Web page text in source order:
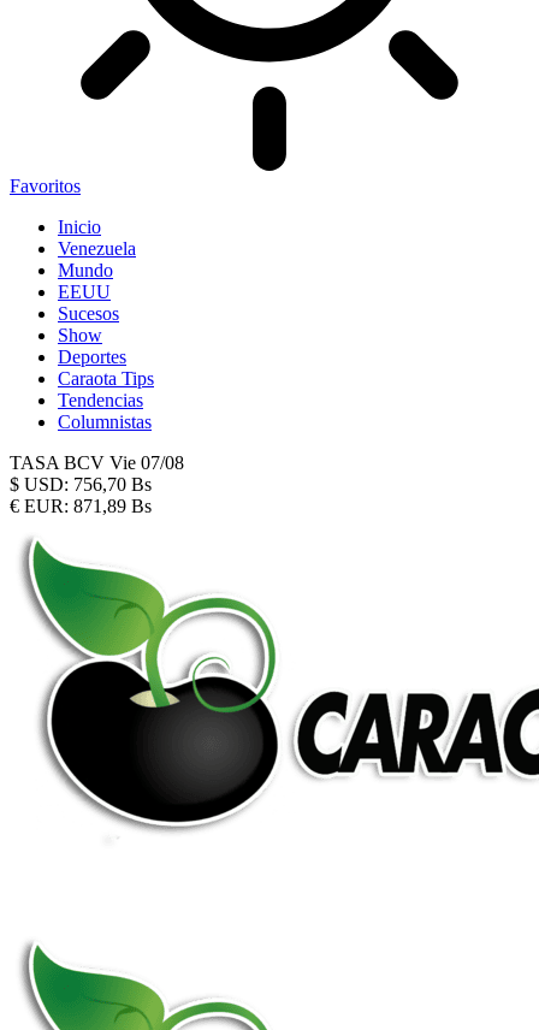
Favoritos
Inicio
Venezuela
Mundo
EEUU
Sucesos
Show
Deportes
Caraota Tips
Tendencias
Columnistas
TASA BCV Vie 07/08
$ USD: 756,70 Bs
€ EUR: 871,89 Bs